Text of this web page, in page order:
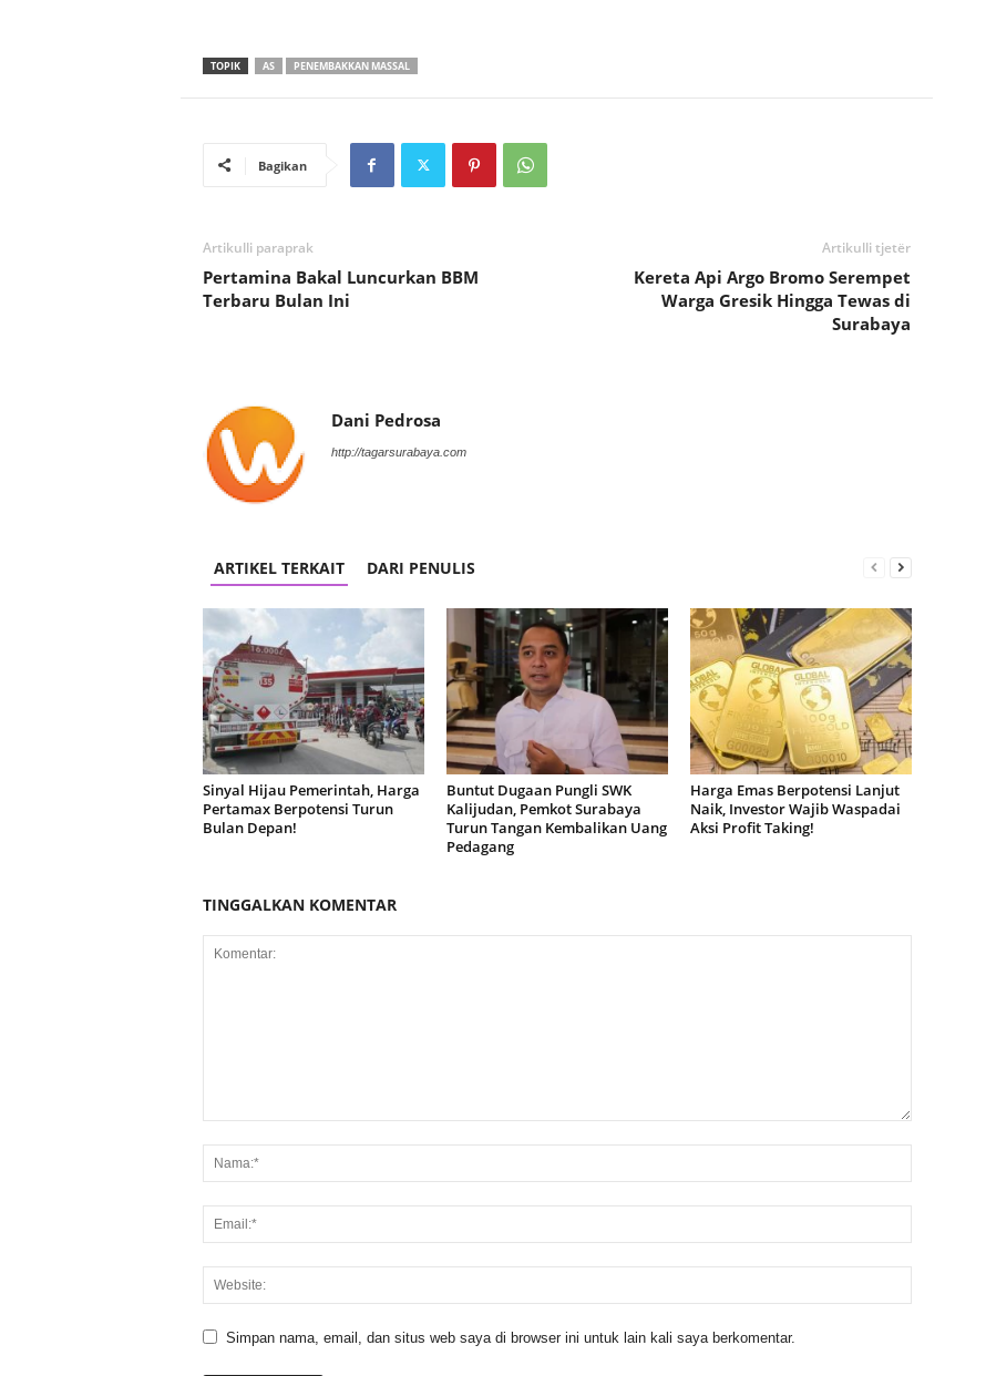
TOPIK AS PENEMBAKKAN MASSAL
Bagikan
Artikulli paraprak
Pertamina Bakal Luncurkan BBM
Terbaru Bulan Ini
Artikulli tjetër
Kereta Api Argo Bromo Serempet
Warga Gresik Hingga Tewas di
Surabaya
Dani Pedrosa
http://tagarsurabaya.com
ARTIKEL TERKAIT DARI PENULIS
Sinyal Hijau Pemerintah, Harga
Pertamax Berpotensi Turun
Bulan Depan!
Buntut Dugaan Pungli SWK
Kalijudan, Pemkot Surabaya
Turun Tangan Kembalikan Uang
Pedagang
Harga Emas Berpotensi Lanjut
Naik, Investor Wajib Waspadai
Aksi Profit Taking!
TINGGALKAN KOMENTAR
Simpan nama, email, dan situs web saya di browser ini untuk lain kali saya berkomentar.